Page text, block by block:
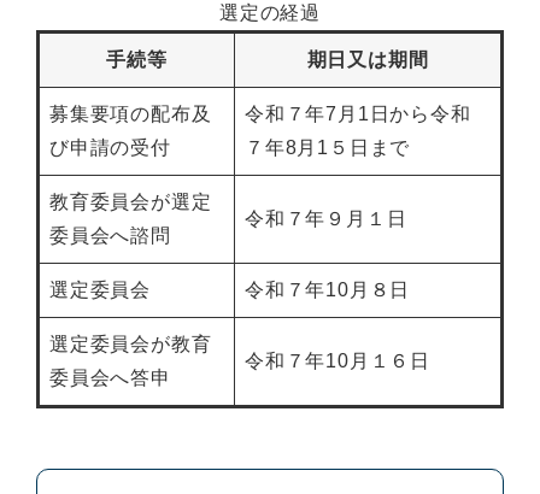
選定の経過
手続等 期日又は期間
募集要項の配布及
び申請の受付
令和７年7月1日から令和
７年8月1５日まで
教育委員会が選定
委員会へ諮問
令和７年９月１日
選定委員会 令和７年10月８日
選定委員会が教育
委員会へ答申
令和７年10月１６日